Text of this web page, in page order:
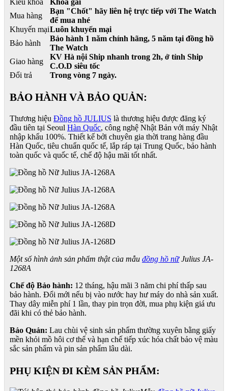
Kiểu khóa
Khóa gài
Mua hàng
Bạn "Chốt" hãy liên hệ trực tiếp với The Watch
để mua nhé
Khuyến mạiLuôn khuyến mại
Bảo hành
Bảo hành 1 năm chính hãng, 5 năm tại đồng hồ
The Watch
Giao hàng
KV Hà nội Ship nhanh trong 2h, ở tỉnh Ship
C.O.D siêu tốc
Đổi trả
Trong vòng 7 ngày.
BẢO HÀNH VÀ BẢO QUẢN:
Thương hiệu Đồng hồ JULIUS là thương hiệu được đăng ký
đầu tiên tại Seoul Hàn Quốc, công nghệ Nhật Bản với máy Nhật
nhập khẩu 100%. Thiết kế bởi chuyên gia thời trang hàng đầu
Hàn Quốc, tiêu chuẩn quốc tế, lắp ráp tại Trung Quốc, bảo hành
toàn quốc và quốc tế, chế độ hậu mãi tốt nhất.
Một số hình ảnh sản phẩm thật của mẫu đồng hồ nữJulius JA-
1268A
Chế độ Bảo hành: 12 tháng, hậu mãi 3 năm chi phí thấp sau
bảo hành. Đổi mới nếu bị vào nước hay hư máy do nhà sản xuất.
Thay dây miễn phí 1 lần, thay pin trọn đời, mua phụ kiện giá ưu
đãi khi có thẻ bảo hành.
Bảo Quản: Lau chùi vệ sinh sản phẩm thường xuyên bằng giấy
mền khỏi mồ hôi cơ thể và hạn chế tiếp xúc hóa chất bảo vệ màu
sắc sản phẩm và pin sản phẩm lâu dài.
PHỤ KIỆN ĐI KÈM SẢN PHẨM: